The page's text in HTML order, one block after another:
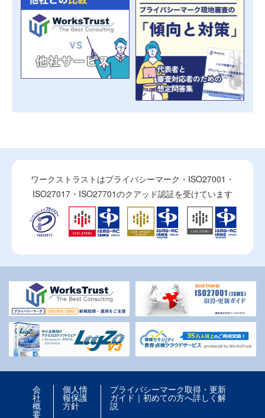
ワークストラストはプライバシーマーク・ISO27001・
ISO27017・ISO27701のクアッド認証を受けています
会
社
概
要
個人情
報保護
方針
プライバシーマーク取得・更新
ガイド｜初めての方へ詳しく解
説